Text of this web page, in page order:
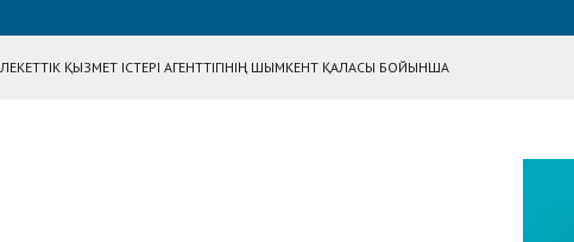
ҚЫЗМЕТ ІСТЕРІ АГЕНТТІГІНІҢ ШЫМКЕНТ ҚАЛАСЫ БОЙЫНША
САУАТТЫЛЫҚ МӘСЕЛЕЛЕРІ ТАЛҚЫЛАНДЫ
СҰХБАТ БЕРІЛДІ